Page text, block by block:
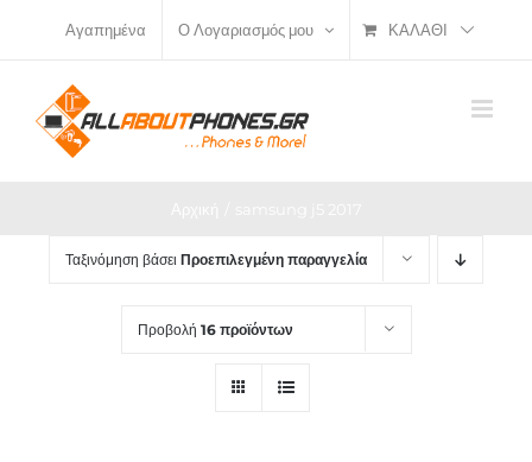
περιεχόμενο
Αγαπημένα Ο Λογαριασμός μου ΚΑΛΆΘΙ
Ταξινόμηση βάσει Προεπιλεγμένη παραγγελία
Προβολή 16 προϊόντων